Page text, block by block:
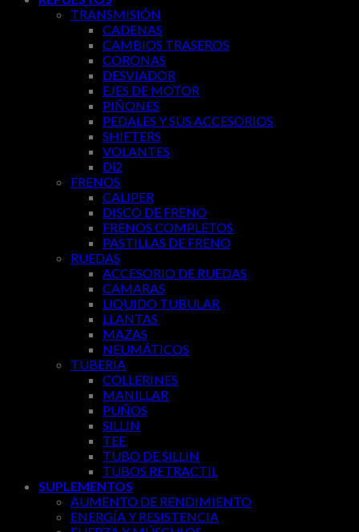
TRANSMISIÓN
CADENAS
CAMBIOS TRASEROS
CORONAS
DESVIADOR
EJES DE MOTOR
PIÑONES
PEDALES Y SUS ACCESORIOS
SHIFTERS
VOLANTES
Di2
FRENOS
CALIPER
DISCO DE FRENO
FRENOS COMPLETOS
PASTILLAS DE FRENO
RUEDAS
ACCESORIO DE RUEDAS
CAMARAS
LIQUIDO TUBULAR
LLANTAS
MAZAS
NEUMÁTICOS
TUBERIA
COLLERINES
MANILLAR
PUÑOS
SILLIN
TEE
TUBO DE SILLIN
TUBOS RETRACTIL
SUPLEMENTOS
AUMENTO DE RENDIMIENTO
ENERGÍA Y RESISTENCIA